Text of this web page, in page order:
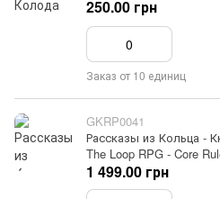
250.00 грн
Заказ от 10 единиц
GKRP0041
Рассказы из Кольца -
The Loop RPG - Core
1 499.00 грн